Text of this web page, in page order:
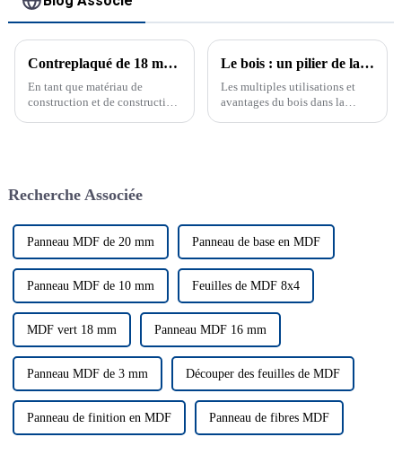
Contreplaqué de 18 mm : un choix polyvalent et durable
En tant que matériau de
construction et de construction,
contreplaqué disponibles sur le
mm...
Le bois : un pilier de la construction moderne
Les multiples utilisations et
avantages du bois dans la
Recherche Associée
Panneau MDF de 20 mm Panneau de base en MDF
Panneau MDF de 10 mm Feuilles de MDF 8x4
MDF vert 18 mm Panneau MDF 16 mm
Panneau MDF de 3 mm Découper des feuilles de MDF
Panneau de finition en MDF Panneau de fibres MDF